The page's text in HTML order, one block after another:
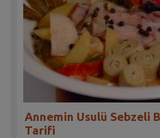
Annemin Usulü Sebzeli
Tarifi